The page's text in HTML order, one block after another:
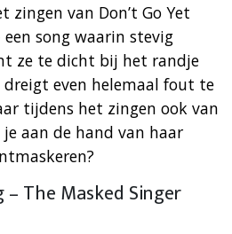
van Don’t Go Yet
song waarin stevig
ze te dicht bij het randje
even helemaal fout te
tijdens het zingen ook van
aan de hand van haar
The Masked Singer